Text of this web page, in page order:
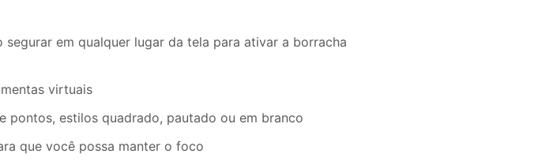
em qualquer lugar da tela para ativar a borracha
virtuais
pontos, estilos quadrado, pautado ou em branco
que você possa manter o foco